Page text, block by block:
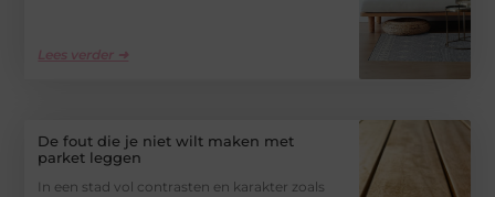
Lees verder ➜
De fout die je niet wilt maken met
parket leggen
In een stad vol contrasten en karakter zoals